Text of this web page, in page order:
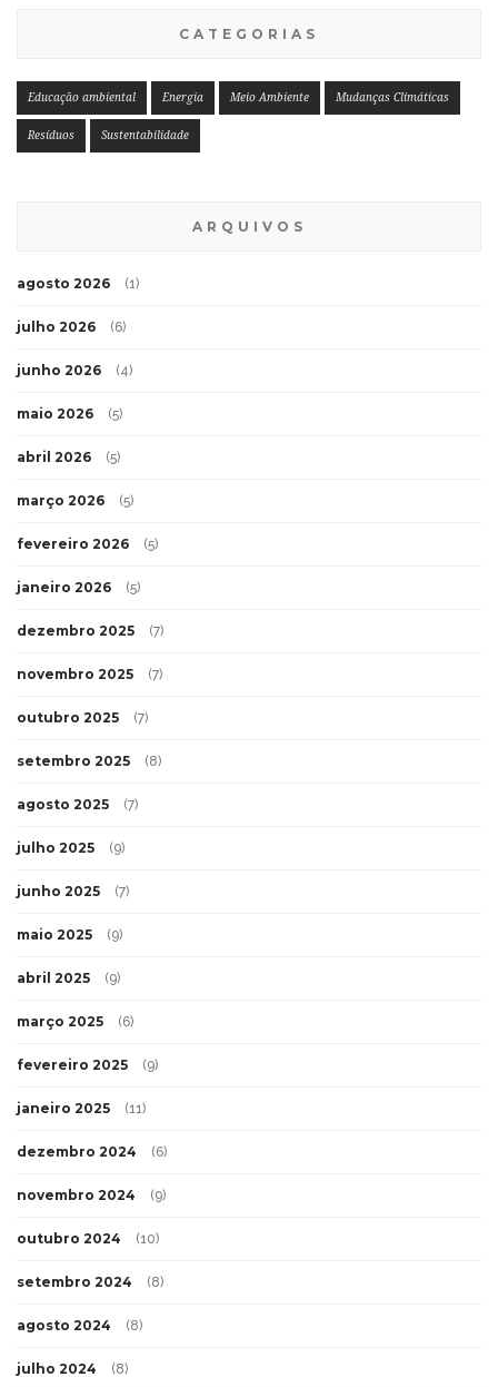
CATEGORIAS
Educação ambiental Energia Meio Ambiente Mudanças Climáticas
Resíduos Sustentabilidade
ARQUIVOS
agosto 2026 (1)
julho 2026 (6)
junho 2026 (4)
maio 2026 (5)
abril 2026 (5)
março 2026 (5)
fevereiro 2026 (5)
janeiro 2026 (5)
dezembro 2025 (7)
novembro 2025 (7)
outubro 2025 (7)
setembro 2025 (8)
agosto 2025 (7)
julho 2025 (9)
junho 2025 (7)
maio 2025 (9)
abril 2025 (9)
março 2025 (6)
fevereiro 2025 (9)
janeiro 2025 (11)
dezembro 2024 (6)
novembro 2024 (9)
outubro 2024 (10)
setembro 2024 (8)
agosto 2024 (8)
julho 2024 (8)